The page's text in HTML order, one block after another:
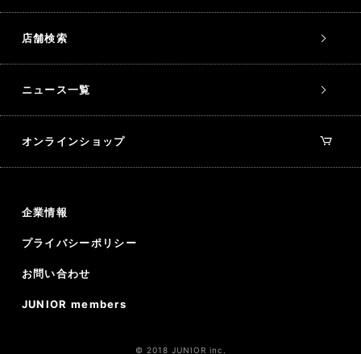
店舗検索
ニュース一覧
オンラインショップ
企業情報
プライバシーポリシー
お問い合わせ
JUNIOR members
© 2018 JUNIOR inc.